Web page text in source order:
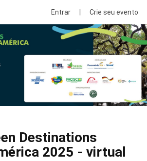
Entrar Crie seu evento
Destinations
2025 - virtual